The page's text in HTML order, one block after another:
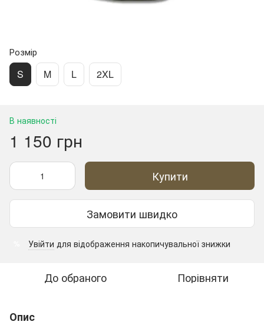
Розмір
S M L 2XL
В наявності
1 150 грн
Купити
Замовити швидко
Увійти для відображення накопичувальної знижки
До обраного Порівняти
Опис